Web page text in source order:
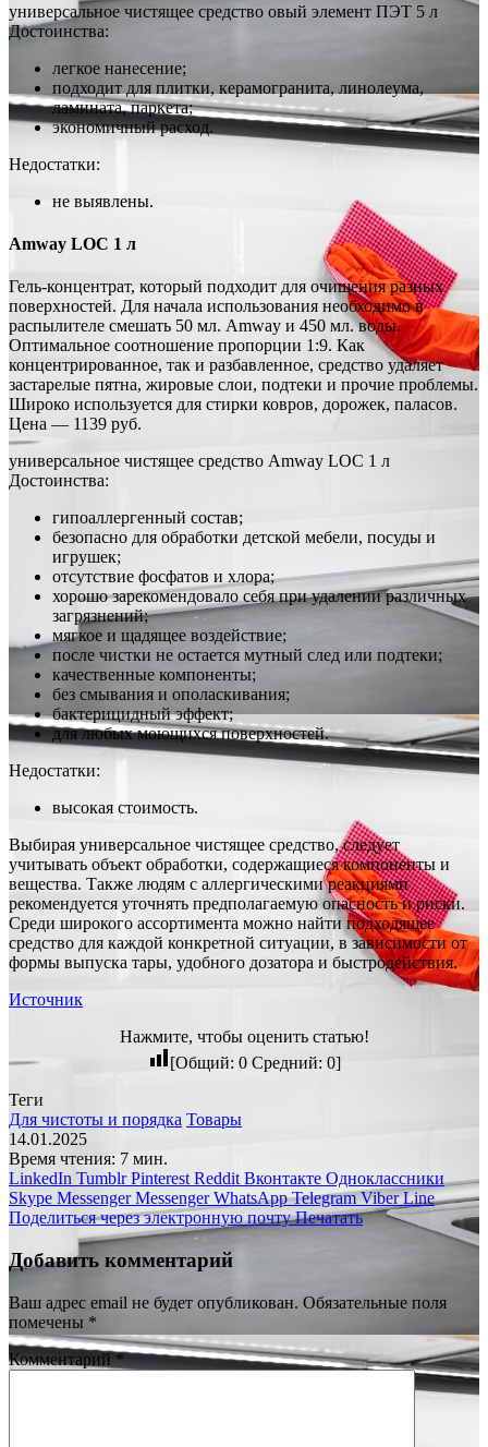
универсальное чистящее средство овый элемент ПЭТ 5 л
Достоинства:
легкое нанесение;
подходит для плитки, керамогранита, линолеума,
ламината, паркета;
экономичный расход.
Недостатки:
не выявлены.
Amway LOC 1 л
Гель-концентрат, который подходит для очищения разных
поверхностей. Для начала использования необходимо в
распылителе смешать 50 мл. Amway и 450 мл. воды.
Оптимальное соотношение пропорции 1:9. Как
концентрированное, так и разбавленное, средство удаляет
застарелые пятна, жировые слои, подтеки и прочие проблемы.
Широко используется для стирки ковров, дорожек, паласов.
Цена — 1139 руб.
универсальное чистящее средство Amway LOC 1 л
Достоинства:
гипоаллергенный состав;
безопасно для обработки детской мебели, посуды и
игрушек;
отсутствие фосфатов и хлора;
хорошо зарекомендовало себя при удалении различных
загрязнений;
мягкое и щадящее воздействие;
после чистки не остается мутный след или подтеки;
качественные компоненты;
без смывания и ополаскивания;
бактерицидный эффект;
для любых моющихся поверхностей.
Недостатки:
высокая стоимость.
Выбирая универсальное чистящее средство, следует
учитывать объект обработки, содержащиеся компоненты и
вещества. Также людям с аллергическими реакциями
рекомендуется уточнять предполагаемую опасность и риски.
Среди широкого ассортимента можно найти подходящее
средство для каждой конкретной ситуации, в зависимости от
формы выпуска тары, удобного дозатора и быстродействия.
Источник
Нажмите, чтобы оценить статью!
[Общий: 0Средний: 0]
Теги
Для чистоты и порядка Товары
14.01.2025
Время чтения: 7 мин.
LinkedIn Tumblr Pinterest Reddit Вконтакте Одноклассники
Skype Messenger Messenger WhatsApp Telegram Viber Line
Поделиться через электронную почту Печатать
Добавить комментарий
Ваш адрес email не будет опубликован. Обязательные поля
помечены *
Комментарий *